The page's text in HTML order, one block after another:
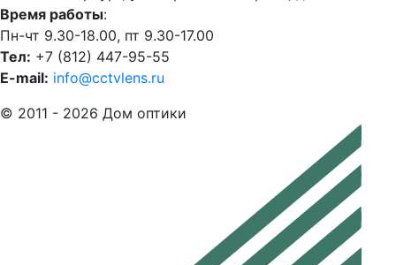
Время работы:
Пн-чт 9.30-18.00, пт 9.30-17.00
Тел: +7 (812) 447-95-55
E-mail: info@cctvlens.ru
© 2011 - 2026 Дом оптики